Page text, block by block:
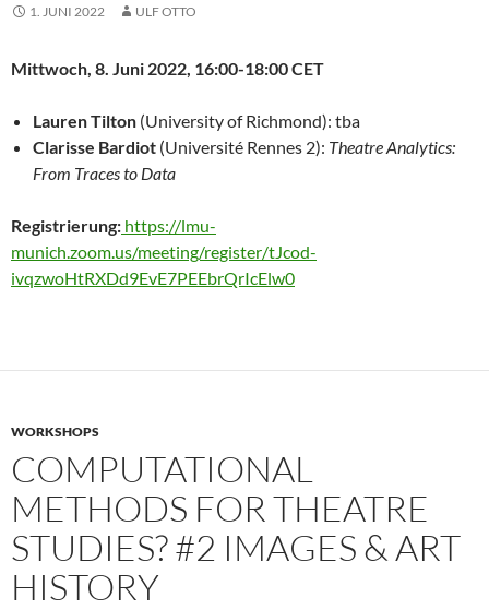
1. JUNI 2022 ULF OTTO
Mittwoch, 8. Juni 2022, 16:00-18:00 CET
Lauren Tilton (University of Richmond): tba
Clarisse Bardiot (Université Rennes 2): Theatre Analytics:
From Traces to Data
Registrierung: https://lmu-
munich.zoom.us/meeting/register/tJcod-
ivqzwoHtRXDd9EvE7PEEbrQrIcElw0
WORKSHOPS
COMPUTATIONAL
METHODS FOR THEATRE
STUDIES? #2 IMAGES & ART
HISTORY